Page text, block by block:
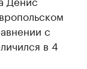
с
в 4